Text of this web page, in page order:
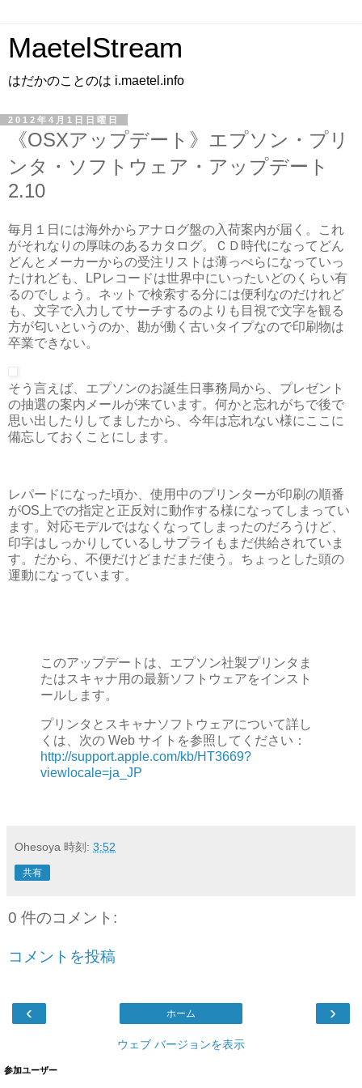
MaetelStream
はだかのことのは i.maetel.info
2012年4月1日日曜日
《OSXアップデート》エプソン・プリ
ンタ・ソフトウェア・アップデート
2.10
毎月１日には海外からアナログ盤の入荷案内が届く。これ
がそれなりの厚味のあるカタログ。ＣＤ時代になってどん
どんとメーカーからの受注リストは薄っぺらになっていっ
たけれども、LPレコードは世界中にいったいどのくらい有
るのでしょう。ネットで検索する分には便利なのだけれど
も、文字で入力してサーチするのよりも目視で文字を観る
方が匂いというのか、勘が働く古いタイプなので印刷物は
卒業できない。
そう言えば、エプソンのお誕生日事務局から、プレゼント
の抽選の案内メールが来ています。何かと忘れがちで後で
思い出したりしてましたから、今年は忘れない様にここに
備忘しておくことにします。
レパードになった頃か、使用中のプリンターが印刷の順番
がOS上での指定と正反対に動作する様になってしまってい
ます。対応モデルではなくなってしまったのだろうけど、
印字はしっかりしているしサプライもまだ供給されていま
す。だから、不便だけどまだまだ使う。ちょっとした頭の
運動になっています。
このアップデートは、エプソン社製プリンタま
たはスキャナ用の最新ソフトウェアをインスト
ールします。
プリンタとスキャナソフトウェアについて詳し
くは、次の Web サイトを参照してください：
http://support.apple.com/kb/HT3669?
viewlocale=ja_JP
Ohesoya 時刻: 3:52
共有
0 件のコメント:
コメントを投稿
‹ ›
ホーム
ウェブ バージョンを表示
参加ユーザー